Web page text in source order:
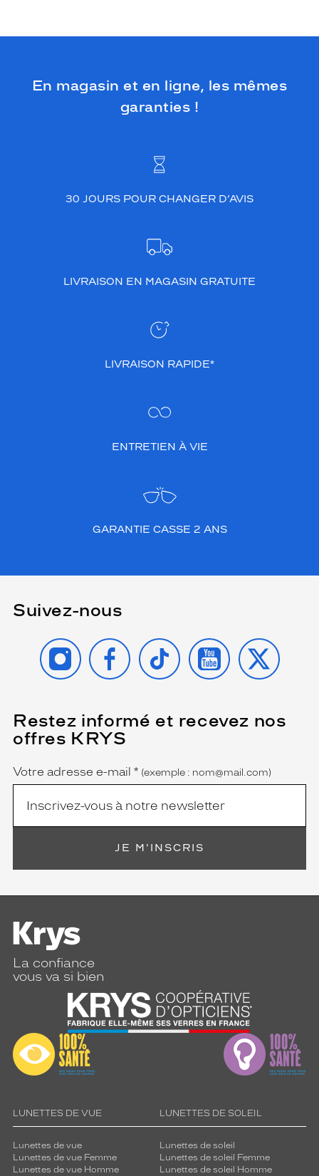
i
Couleur
monture
534
Fonce
Polarisant
Type
compatibles
Progressifs
Type
montage
Cerclé
XS
Matière
Fournisseur
Codir
Marque
Signature
En magasin et en ligne, les mêmes
garanties !
30 JOURS POUR CHANGER D’AVIS
LIVRAISON EN MAGASIN GRATUITE
LIVRAISON RAPIDE*
ENTRETIEN À VIE
GARANTIE CASSE 2 ANS
Suivez-nous
INSTAGRAMFACEBOOK
TIKTOK YOUTUBE
X
Restez informé et recevez nos
offres KRYS
Name
Votre adresse e-mail *
(Ce
champ
est
(exemple : nom@mail.com)
JE M'INSCRIS
La confiance
vous va si bien
LUNETTES DE VUE
Lunettes de vue
Lunettes de vue Femme
Lunettes de vue Homme
LUNETTES DE SOLEIL
Lunettes de soleil
Lunettes de soleil Femme
Lunettes de soleil Homme